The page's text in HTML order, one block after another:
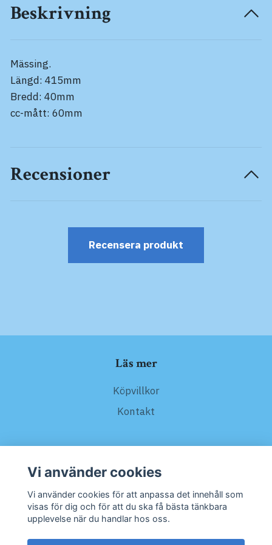
Beskrivning
Mässing.
Längd: 415mm
Bredd: 40mm
cc-mått: 60mm
Recensioner
Recensera produkt
Läs mer
Köpvillkor
Kontakt
Prenumerera på vårt nyhetsbrev
Vi använder cookies
Vi använder cookies för att anpassa det innehåll som
visas för dig och för att du ska få bästa tänkbara
upplevelse när du handlar hos oss.